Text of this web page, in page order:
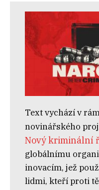
Text vychází v
novinářského
Nový kriminální
globálnímu
inovacím, jež
lidmi, kteří proti